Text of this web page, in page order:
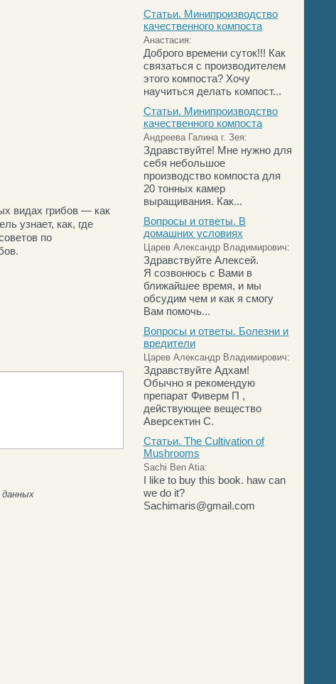
видах грибов — как
узнает, как, где
по
данных
Статьи. Минипроизводство
качественного компоста
Анастасия:
Доброго времени суток!!! Как
связаться с производителем
этого компоста? Хочу
научиться делать компост...
Статьи. Минипроизводство
качественного компоста
Андреева Галина г. Зея:
Здравствуйте! Мне нужно для
себя небольшое
производство компоста для
20 тонных камер
выращивания. Как...
Вопросы и ответы. В
домашних условиях
Царев Александр Владимирович:
Здравствуйте Алексей.
Я созвонюсь с Вами в
ближайшее время, и мы
обсудим чем и как я смогу
Вам помочь...
Вопросы и ответы. Болезни и
вредители
Царев Александр Владимирович:
Здравствуйте Адхам!
Обычно я рекомендую
препарат Фиверм П ,
действующее вещество
Аверсектин С.
Статьи. The Cultivation of
Mushrooms
Sachi Ben Atia:
I like to buy this book. haw can
we do it?
Sachimaris@gmail.com